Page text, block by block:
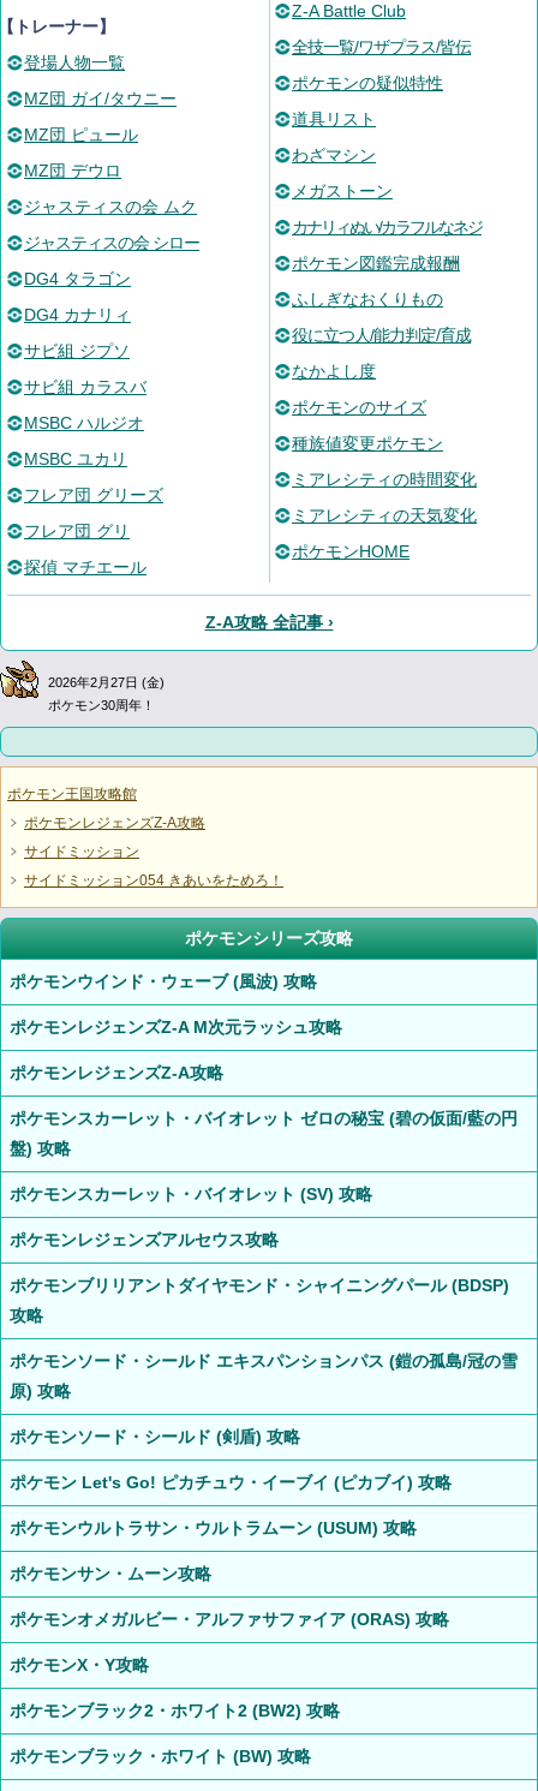
トレーナー】
登場人物一覧
MZ団 ガイ/タウニー
MZ団 ピュール
MZ団 デウロ
ジャスティスの会 ムク
ジャスティスの会 シロー
DG4 タラゴン
DG4 カナリィ
サビ組 ジプソ
サビ組 カラスバ
MSBC ハルジオ
MSBC ユカリ
フレア団 グリーズ
フレア団 グリ
探偵 マチエール
Z-A Battle Club
全技一覧/ワザプラス/皆伝
ポケモンの疑似特性
道具リスト
わざマシン
メガストーン
カナリィぬい/カラフルなネジ
ポケモン図鑑完成報酬
ふしぎなおくりもの
役に立つ人/能力判定/育成
なかよし度
ポケモンのサイズ
種族値変更ポケモン
ミアレシティの時間変化
ミアレシティの天気変化
ポケモンHOME
Z-A攻略 全記事 ›
2026年2月27日 (金)
ポケモン30周年！
ポケモン王国攻略館
ポケモンレジェンズZ-A攻略
サイドミッション
サイドミッション054 きあいをためろ！
ポケモンシリーズ攻略
ポケモンウインド・ウェーブ (風波) 攻略
ポケモンレジェンズZ-A M次元ラッシュ攻略
ポケモンレジェンズZ-A攻略
ポケモンスカーレット・バイオレット ゼロの秘宝 (碧の仮面/藍の円
盤) 攻略
ポケモンスカーレット・バイオレット (SV) 攻略
ポケモンレジェンズアルセウス攻略
ポケモンブリリアントダイヤモンド・シャイニングパール (BDSP)
攻略
ポケモンソード・シールド エキスパンションパス (鎧の孤島/冠の雪
原) 攻略
ポケモンソード・シールド (剣盾) 攻略
ポケモン Let's Go! ピカチュウ・イーブイ (ピカブイ) 攻略
ポケモンウルトラサン・ウルトラムーン (USUM) 攻略
ポケモンサン・ムーン攻略
ポケモンオメガルビー・アルファサファイア (ORAS) 攻略
ポケモンX・Y攻略
ポケモンブラック2・ホワイト2 (BW2) 攻略
ポケモンブラック・ホワイト (BW) 攻略